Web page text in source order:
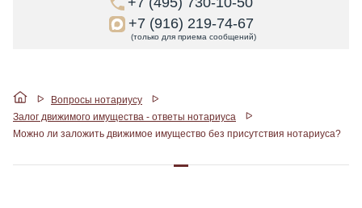
+7 (916) 219-74-67
(только для приема сообщений)
Вопросы нотариусу
Залог движимого имущества - ответы нотариуса
Можно ли заложить движимое имущество без присутствия нотариуса?